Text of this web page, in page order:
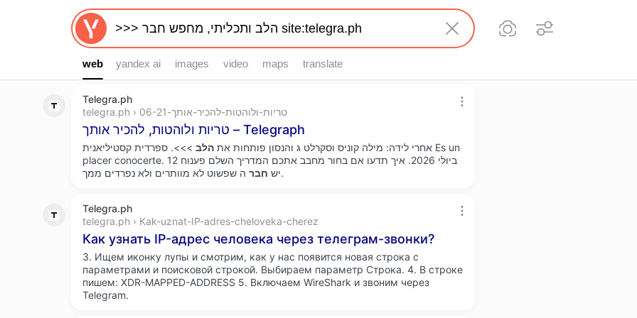
web
web yandex ai images video maps translate
Telegra.ph
telegra.ph › טריות-ולוהטות-להכיר-אותך-06-21
טריות ולוהטות, להכיר אותך – Telegraph
אחרי לידה: מילה קוניס וסקרלט ג והנסון פותחות את הלב >>>. ספרדית קסטיליאנית Es un
placer conocerte. 12 ביולי 2026. איך תדעו אם בחור מחבב אתכם המדריך השלם פענוח
יש חבר ה שפשוט לא מוותרים ולא נפרדים ממך.
Telegra.ph
telegra.ph › Kak-uznat-IP-adres-cheloveka-cherez
Как узнать IP-адрес человека через телеграм-звонки?
3. Ищем иконку лупы и смотрим, как у нас появится новая строка с
параметрами и поисковой строкой. Выбираем параметр Строка. 4. В строке
пишем: XDR-MAPPED-ADDRESS 5. Включаем WireShark и звоним через
Telegram.